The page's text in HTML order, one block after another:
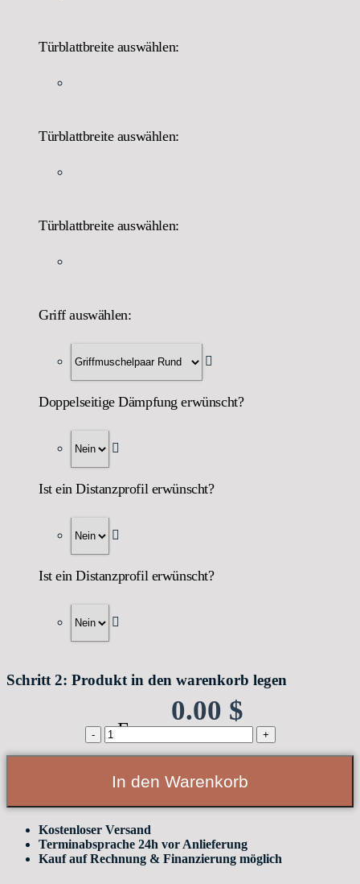
Türblattbreite auswählen:
Türblattbreite auswählen:
Türblattbreite auswählen:
Griff auswählen:
Doppelseitige Dämpfung erwünscht?
Ist ein Distanzprofil erwünscht?
Ist ein Distanzprofil erwünscht?
Schritt 2: Produkt in den warenkorb legen
From:
0.00 $
TRAVAL
T1HRA-
C31
In den Warenkorb
Kostenloser Versand
Terminabsprache 24h vor Anlieferung
Kauf auf Rechnung & Finanzierung möglich